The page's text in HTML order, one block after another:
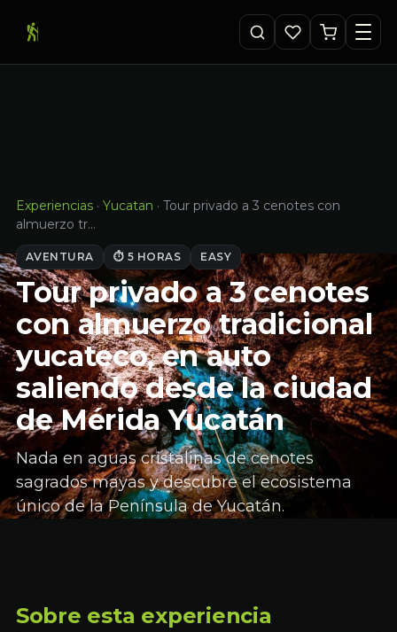
Experiencias · Yucatan · Tour privado a 3 cenotes con
almuerzo tr…
AVENTURA ⏱ 5 HORAS EASY
Tour privado a 3 cenotes
con almuerzo tradicional
yucateco, en auto
saliendo desde la ciudad
de Mérida Yucatán
Nada en aguas cristalinas de cenotes
sagrados mayas y descubre el ecosistema
único de la Península de Yucatán.
Sobre esta experiencia